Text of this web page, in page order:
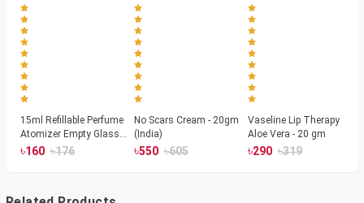
15ml Refillable Perfume
Atomizer Empty Glass
Spray Bottle Container
৳160 ৳176
No Scars Cream - 20gm
(India)
৳550 ৳605
Vaseline Lip Therapy
Aloe Vera - 20 gm
৳290 ৳319